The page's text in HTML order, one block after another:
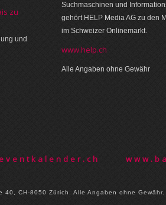
zu
und
Suchmaschinen und
gehört HELP Media AG zu den
im Schweizer Onlinemarkt.
www.help.ch
Alle Angaben ohne Gewähr
CH-8050 Zürich. Alle Angaben ohne Gewähr.